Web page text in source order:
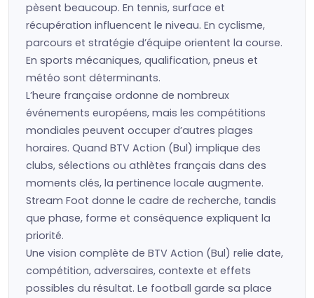
pèsent beaucoup. En tennis, surface et
récupération influencent le niveau. En cyclisme,
parcours et stratégie d’équipe orientent la course.
En sports mécaniques, qualification, pneus et
météo sont déterminants.
L’heure française ordonne de nombreux
événements européens, mais les compétitions
mondiales peuvent occuper d’autres plages
horaires. Quand BTV Action (Bul) implique des
clubs, sélections ou athlètes français dans des
moments clés, la pertinence locale augmente.
Stream Foot donne le cadre de recherche, tandis
que phase, forme et conséquence expliquent la
priorité.
Une vision complète de BTV Action (Bul) relie date,
compétition, adversaires, contexte et effets
possibles du résultat. Le football garde sa place